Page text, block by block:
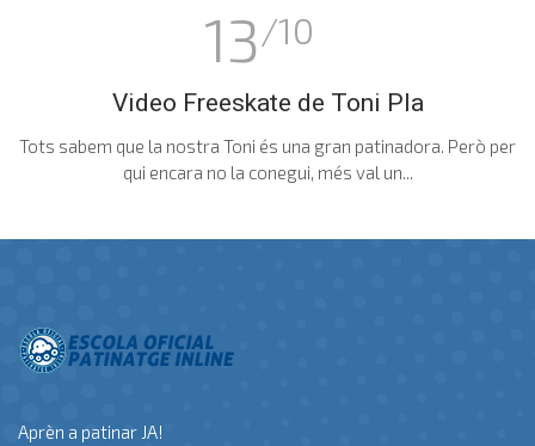
13/10
Video Freeskate de Toni Pla
Tots sabem que la nostra Toni és una gran patinadora. Però per
qui encara no la conegui, més val un...
Aprèn a patinar JA!